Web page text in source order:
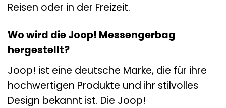
Reisen oder in der Freizeit.
Wo wird die Joop! Messengerbag
hergestellt?
Joop! ist eine deutsche Marke, die für ihre
hochwertigen Produkte und ihr stilvolles
Design bekannt ist. Die Joop!